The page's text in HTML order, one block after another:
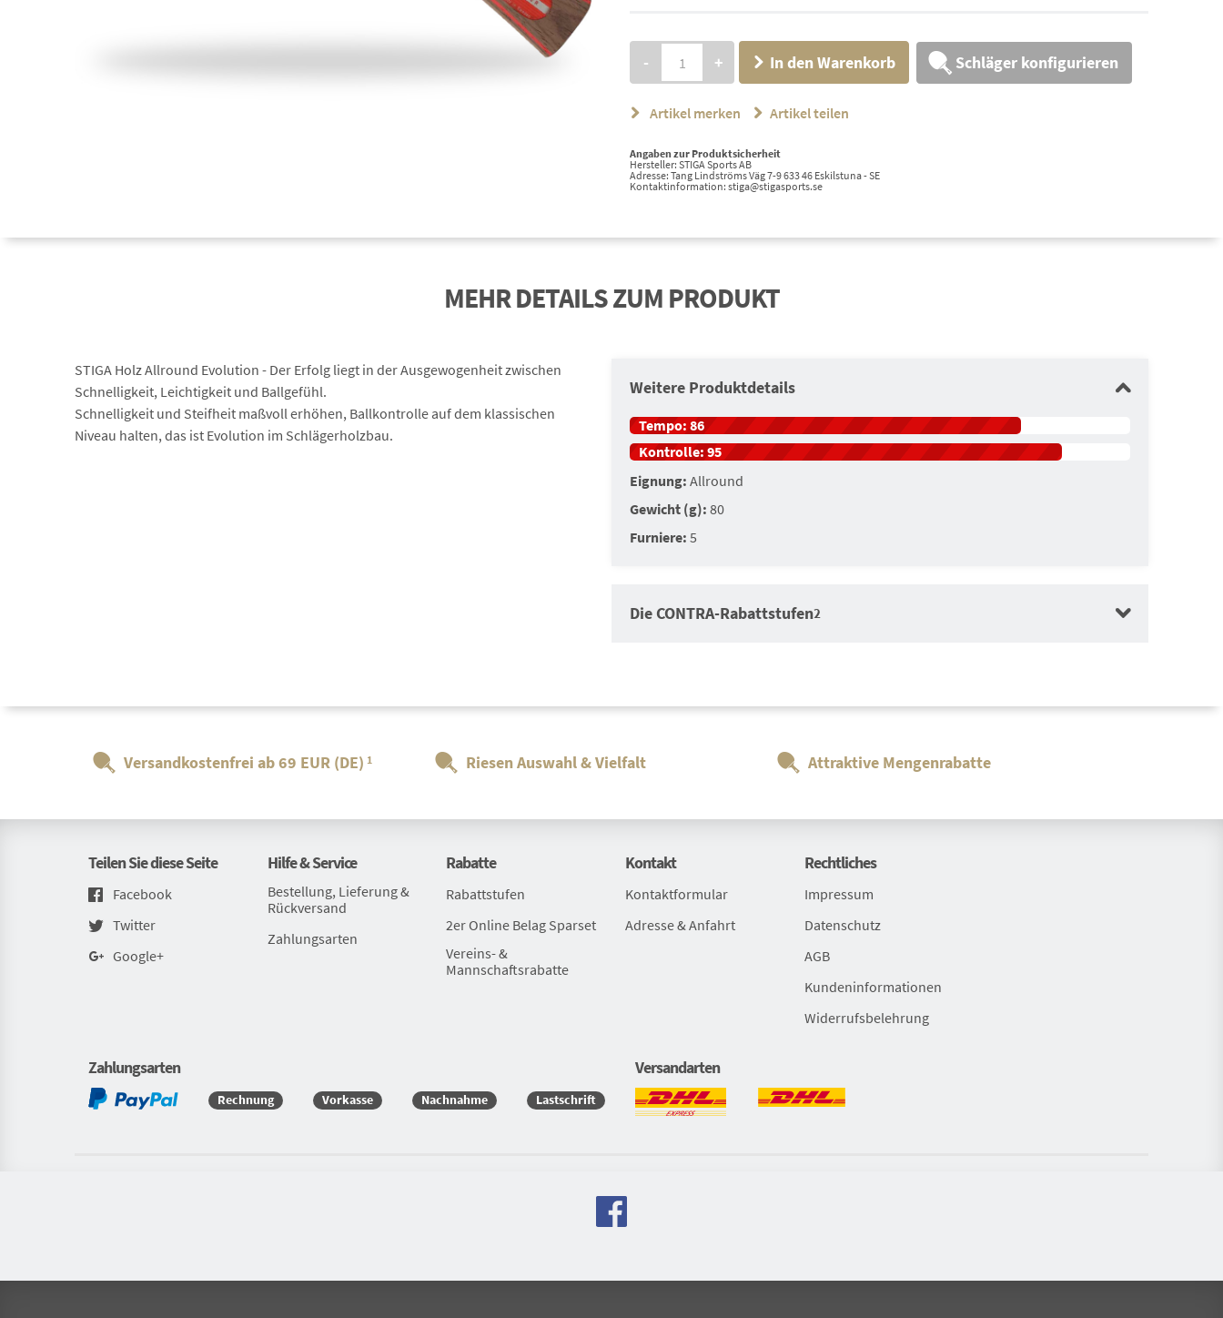
- + In den Warenkorb Schläger konfigurieren
Artikel merken Artikel teilen
Angaben zur Produktsicherheit
Hersteller: STIGA Sports AB
Adresse: Tang Lindströms Väg 7-9 633 46 Eskilstuna - SE
Kontaktinformation: stiga@stigasports.se
MEHR DETAILS ZUM PRODUKT
STIGA Holz Allround Evolution - Der Erfolg liegt in der Ausgewogenheit zwischen
Schnelligkeit, Leichtigkeit und Ballgefühl.
Schnelligkeit und Steifheit maßvoll erhöhen, Ballkontrolle auf dem klassischen
Niveau halten, das ist Evolution im Schlägerholzbau.
Weitere Produktdetails
Tempo:86
Kontrolle: 95
Eignung: Allround
Gewicht (g): 80
Furniere: 5
Die CONTRA-Rabattstufen2
Auftragswertrabatt
Versandkostenfrei ab 69 EUR (DE) 1 Riesen Auswahl & Vielfalt Attraktive Mengenrabatte
Teilen Sie diese Seite
Facebook
Twitter
Google+
Hilfe & Service
Bestellung, Lieferung &
Rückversand
Zahlungsarten
Rabatte
Rabattstufen
2er Online Belag Sparset
Vereins- &
Mannschaftsrabatte
Kontakt
Kontaktformular
Adresse & Anfahrt
Rechtliches
Impressum
Datenschutz
AGB
Kundeninformationen
Widerrufsbelehrung
Zahlungsarten
Rechnung Vorkasse Nachnahme Lastschrift
Versandarten